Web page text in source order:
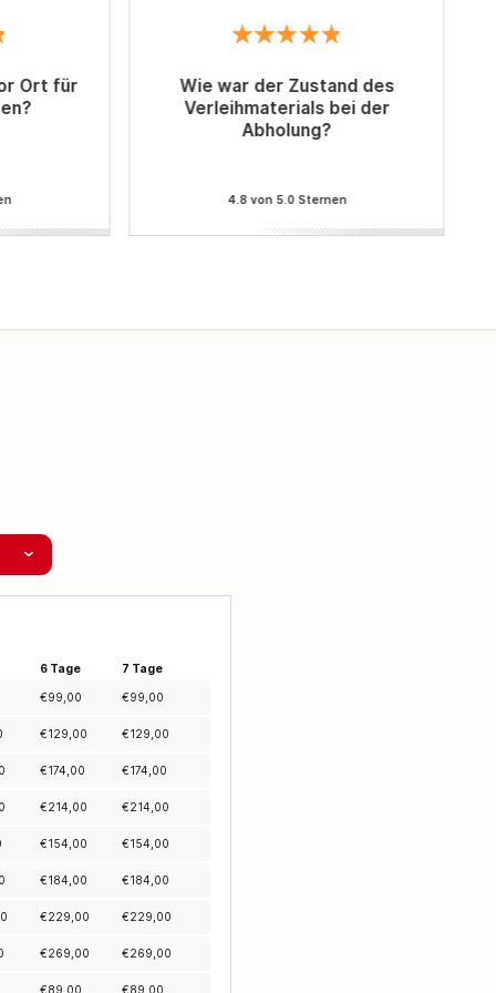
Ort für
Wie war der Zustand des
Verleihmaterials bei der
Abholung?
4.8 von 5.0 Sternen
6 Tage 7 Tage
€99,00 €99,00
€129,00 €129,00
€174,00 €174,00
€214,00 €214,00
€154,00 €154,00
€184,00 €184,00
€229,00 €229,00
€269,00 €269,00
€89,00 €89,00